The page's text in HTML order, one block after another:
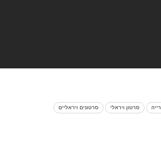
סרטון ויראלי סרטונים ויראליים